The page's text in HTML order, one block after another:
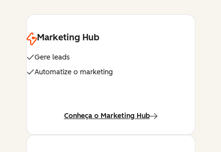
Marketing Hub
Gere leads
Automatize o marketing
Conheça o Marketing Hub